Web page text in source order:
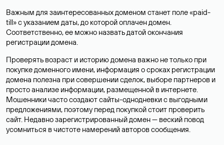
Важным для заинтересованных доменом станет поле «paid-
till» с указанием даты, до которой оплачен домен.
Соответственно, ее можно назвать датой окончания
регистрации домена.
Проверять возраст и историю домена важно не только при
покупке доменного имени, информация о сроках регистрации
домена полезна при совершении сделок, выборе партнеров и
просто анализе информации, размещенной в интернете.
Мошенники часто создают сайты-однодневки с выгодными
предложениями, поэтому перед покупкой стоит проверить
сайт. Недавно зарегистрированный домен — веский повод
усомниться в чистоте намерений авторов сообщения.